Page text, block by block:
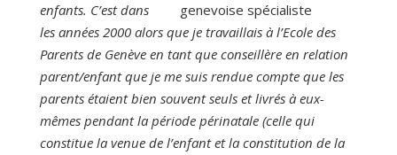
enfants. C’est dans
les années 2000 alors que je travaillais à l’Ecole des
Parents de Genève en tant que conseillère en relation
parent/enfant que je me suis rendue compte que les
parents étaient bien souvent seuls et livrés à eux-
mêmes pendant la période périnatale (celle qui
constitue la venue de l’enfant et la constitution de la